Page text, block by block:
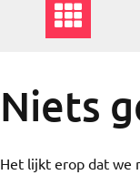
Niets
Het lijkt erop dat we